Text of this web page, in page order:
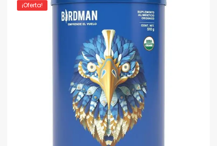
¡Oferta!